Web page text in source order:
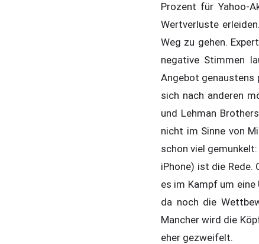
Prozent für Yahoo-
Wertverluste
Weg zu gehen.
negative Stimmen
Angebot genaustens
sich nach anderen
und Lehman
nicht im Sinne von
schon viel
iPhone) ist die
es im Kampf um
da noch die
Mancher wird die
eher gezweifelt.